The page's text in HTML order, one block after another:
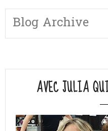
AVEC JULIA